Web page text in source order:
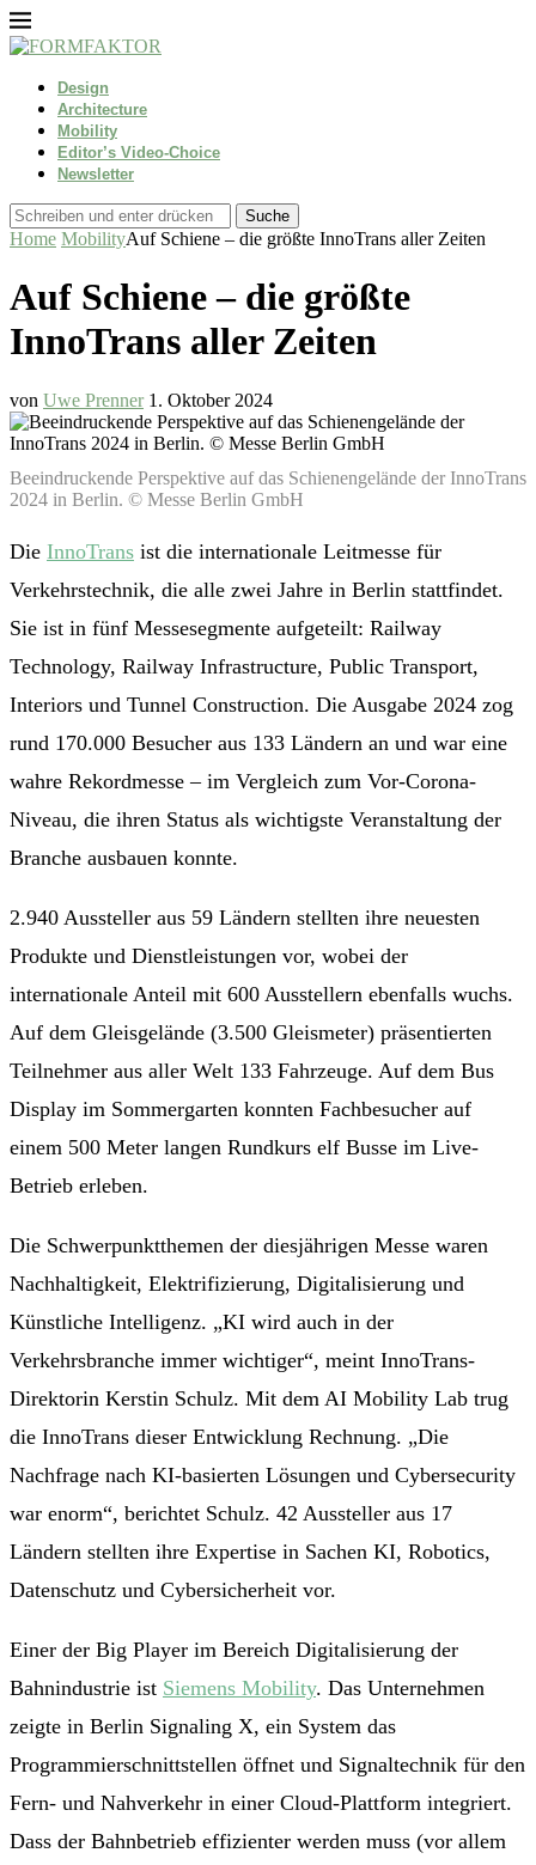
Design
Architecture
Mobility
Editor’s Video-Choice
Newsletter
Suche
Home MobilityAuf Schiene – die größte InnoTrans aller Zeiten
Auf Schiene – die größte
InnoTrans aller Zeiten
von Uwe Prenner 1. Oktober 2024
Beeindruckende Perspektive auf das Schienengelände der InnoTrans
2024 in Berlin. © Messe Berlin GmbH
Die InnoTrans ist die internationale Leitmesse für
Verkehrstechnik, die alle zwei Jahre in Berlin stattfindet.
Sie ist in fünf Messesegmente aufgeteilt: Railway
Technology, Railway Infrastructure, Public Transport,
Interiors und Tunnel Construction. Die Ausgabe 2024 zog
rund 170.000 Besucher aus 133 Ländern an und war eine
wahre Rekordmesse – im Vergleich zum Vor-Corona-
Niveau, die ihren Status als wichtigste Veranstaltung der
Branche ausbauen konnte.
2.940 Aussteller aus 59 Ländern stellten ihre neuesten
Produkte und Dienstleistungen vor, wobei der
internationale Anteil mit 600 Ausstellern ebenfalls wuchs.
Auf dem Gleisgelände (3.500 Gleismeter) präsentierten
Teilnehmer aus aller Welt 133 Fahrzeuge. Auf dem Bus
Display im Sommergarten konnten Fachbesucher auf
einem 500 Meter langen Rundkurs elf Busse im Live-
Betrieb erleben.
Die Schwerpunktthemen der diesjährigen Messe waren
Nachhaltigkeit, Elektrifizierung, Digitalisierung und
Künstliche Intelligenz. „KI wird auch in der
Verkehrsbranche immer wichtiger“, meint InnoTrans-
Direktorin Kerstin Schulz. Mit dem AI Mobility Lab trug
die InnoTrans dieser Entwicklung Rechnung. „Die
Nachfrage nach KI-basierten Lösungen und Cybersecurity
war enorm“, berichtet Schulz. 42 Aussteller aus 17
Ländern stellten ihre Expertise in Sachen KI, Robotics,
Datenschutz und Cybersicherheit vor.
Einer der Big Player im Bereich Digitalisierung der
Bahnindustrie ist Siemens Mobility. Das Unternehmen
zeigte in Berlin Signaling X, ein System das
Programmierschnittstellen öffnet und Signaltechnik für den
Fern- und Nahverkehr in einer Cloud-Plattform integriert.
Dass der Bahnbetrieb effizienter werden muss (vor allem